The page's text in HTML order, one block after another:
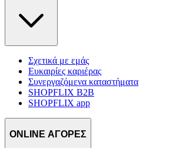
Σχετικά με εμάς
Ευκαιρίες καριέρας
Συνεργαζόμενα καταστήματα
SHOPFLIX B2B
SHOPFLIX app
ONLINE ΑΓΟΡΕΣ